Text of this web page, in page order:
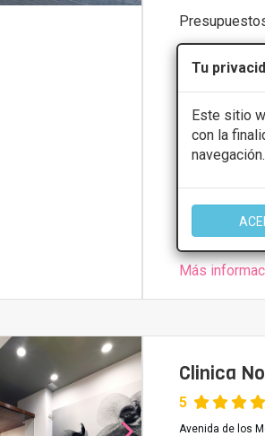
Tu
Este sitio
con la
navegación.
Lunes
Martes
Miércoles
Viernes
Sábado
Más
Clinica
5
Avenida de los